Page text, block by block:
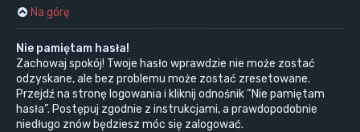
Na górę
Nie pamiętam hasła!
Zachowaj spokój! Twoje hasło wprawdzie nie może zostać
odzyskane, ale bez problemu może zostać zresetowane.
Przejdź na stronę logowania i kliknij odnośnik “Nie pamiętam
hasła”. Postępuj zgodnie z instrukcjami, a prawdopodobnie
niedługo znów będziesz móc się zalogować.